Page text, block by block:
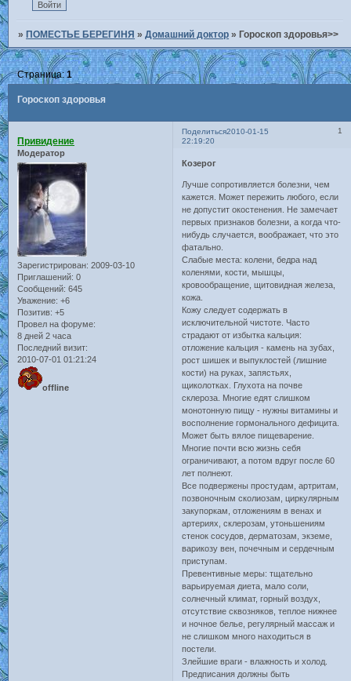
»ПОМЕСТЬЕ БЕРЕГИНЯ »Домашний доктор »Гороскоп здоровья>>
Гороскоп здоровья
Страница:1
Поделиться 1
2010-01-15
22:19:20
Привидение
Модератор
Зарегистрирован: 2009-03-10
Приглашений: 0
Сообщений: 645
Уважение: +6
Позитив: +5
Провел на форуме:
8 дней 2 часа
Последний визит:
2010-07-01 01:21:24
offline
Козерог
Лучше сопротивляется болезни, чем
кажется. Может пережить любого, если
не допустит окостенения. Не замечает
первых признаков болезни, а когда что-
нибудь случается, воображает, что это
фатально.
Слабые места: колени, бедра над
коленями, кости, мышцы,
кровообращение, щитовидная железа,
кожа.
Кожу следует содержать в
исключительной чистоте. Часто
страдают от избытка кальция:
отложение кальция - камень на зубах,
рост шишек и выпуклостей (лишние
кости) на руках, запястьях,
щиколотках. Глухота на почве
склероза. Многие едят слишком
монотонную пищу - нужны витамины и
восполнение гормонального дефицита.
Может быть вялое пищеварение.
Многие почти всю жизнь себя
ограничивают, а потом вдруг после 60
лет полнеют.
Все подвержены простудам, артритам,
позвоночным сколиозам, циркулярным
закупоркам, отложениям в венах и
артериях, склерозам, утоньшениям
стенок сосудов, дерматозам, экземе,
варикозу вен, почечным и сердечным
приступам.
Превентивные меры: тщательно
варьируемая диета, мало соли,
солнечный климат, горный воздух,
отсутствие сквозняков, теплое нижнее
и ночное белье, регулярный массаж и
не слишком много находиться в
постели.
Злейшие враги - влажность и холод.
Предписания должны быть